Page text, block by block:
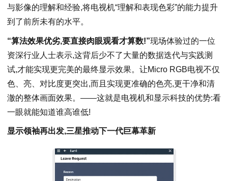
与影像的理解和经验,将电视机“理解和表现色彩”的能力提升
到了前所未有的水平。
“算法效果优劣,要直接肉眼观看才算数!”现场体验过的一位
资深行业人士表示,这背后少不了大量的数据迭代与实践测
试,才能实现更完美的最终显示效果。让Micro RGB电视不仅
色、亮、对比度更突出,而且实现更准确的色亮,更干净和清
澈的整体画面效果。——这就是电视机和显示科技的优势:看
一眼就能知道谁高谁低!
显示领袖再出发,三星推动下一代巨幕革新